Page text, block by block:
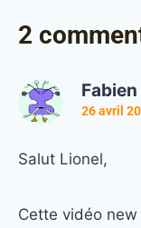
2
26 avril
Salut Lionel,
Cette vidéo